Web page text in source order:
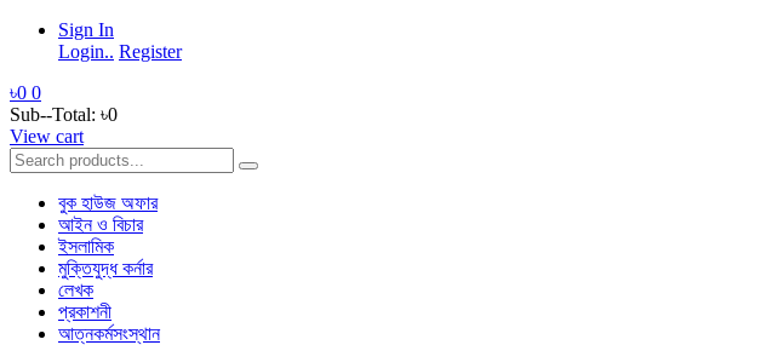
Sign In
Login.. Register
৳0 0
Sub--Total: ৳0
View cart
বুক হাউজ অফার
আইন ও বিচার
ইসলামিক
মুক্তিযুদ্ধ কর্নার
লেখক
প্রকাশনী
আত্নকর্মসংস্থান